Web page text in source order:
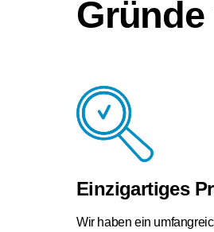
Gründe
Einzigartiges
Wir haben ein